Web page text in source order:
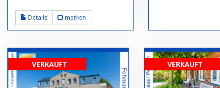
Details merken
VERKAUFT VERKAUFT